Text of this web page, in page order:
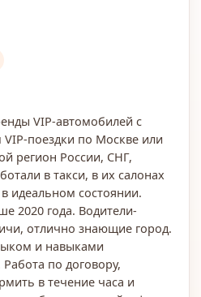
VIP-автомобилей с
поездки по Москве или
регион России, СНГ,
в такси, в их салонах
идеальном состоянии.
2020 года. Водители-
отлично знающие город.
и навыками
по договору,
в течение часа и